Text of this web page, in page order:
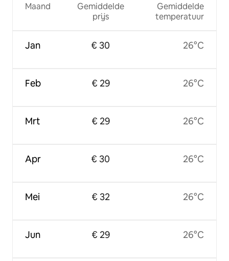
Maand
Jan
Feb
Mrt
Apr
Mei
Jun
Gemiddelde
prijs
€ 30
€ 29
€ 29
€ 30
€ 32
€ 29
Gemiddelde
temperatuur
26°C
26°C
26°C
26°C
26°C
26°C